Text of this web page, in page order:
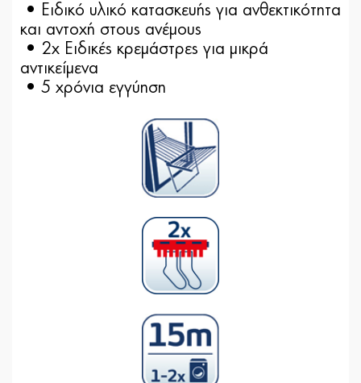
• Ειδικό υλικό κατασκευής για ανθεκτικότητα
και αντοχή στους ανέμους
• 2x Ειδικές κρεμάστρες για μικρά
αντικείμενα
• 5 χρόνια εγγύηση